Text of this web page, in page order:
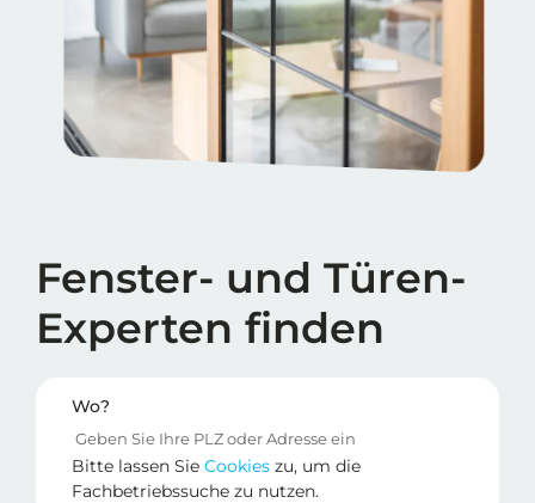
Fenster- und Türen-
Experten finden
Wo?
Bitte lassen Sie Cookies zu, um die
Fachbetriebssuche zu nutzen.